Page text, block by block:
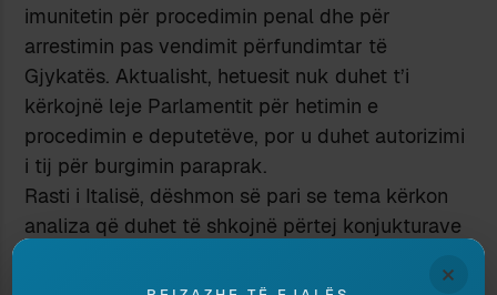
imunitetin për procedimin penal dhe për
arrestimin pas vendimit përfundimtar të
Gjykatës. Aktualisht, hetuesit nuk duhet t’i
kërkojnë leje Parlamentit për hetimin e
procedimin e deputetëve, por u duhet autorizimi
i tij për burgimin paraprak.
Rasti i Italisë, dëshmon së pari se tema kërkon
analiza që duhet të shkojnë përtej konjukturave
gjithashtu, se raportet midis politikës dhe
×